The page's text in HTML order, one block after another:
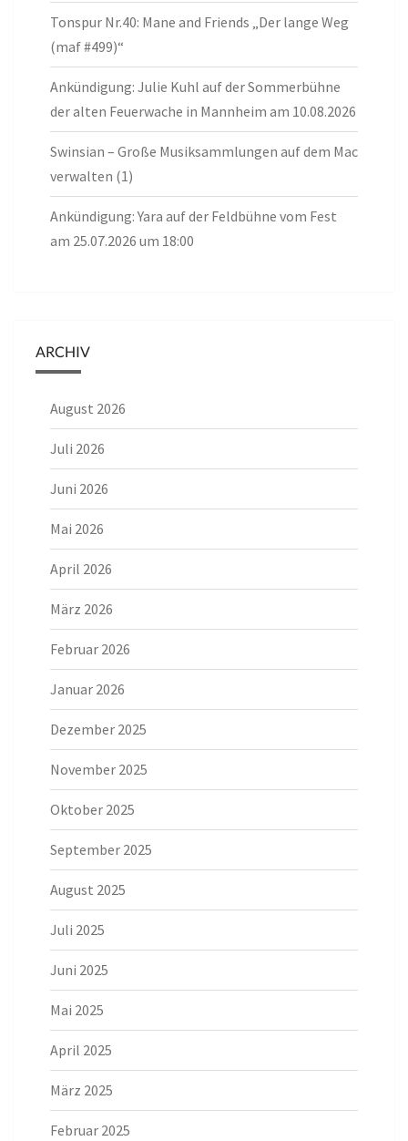
Tonspur Nr.40: Mane and Friends „Der lange Weg
(maf #499)“
Ankündigung: Julie Kuhl auf der Sommerbühne
der alten Feuerwache in Mannheim am 10.08.2026
Swinsian – Große Musiksammlungen auf dem Mac
verwalten (1)
Ankündigung: Yara auf der Feldbühne vom Fest
am 25.07.2026 um 18:00
ARCHIV
August 2026
Juli 2026
Juni 2026
Mai 2026
April 2026
März 2026
Februar 2026
Januar 2026
Dezember 2025
November 2025
Oktober 2025
September 2025
August 2025
Juli 2025
Juni 2025
Mai 2025
April 2025
März 2025
Februar 2025